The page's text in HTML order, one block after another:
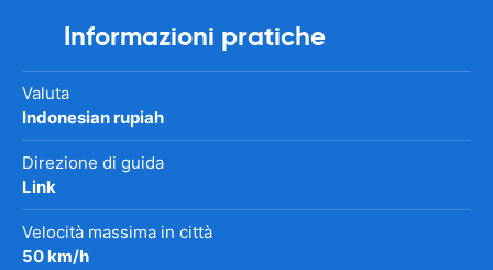
Informazioni pratiche
Valuta
Indonesian rupiah
Direzione di guida
Link
Velocità massima in città
50 km/h